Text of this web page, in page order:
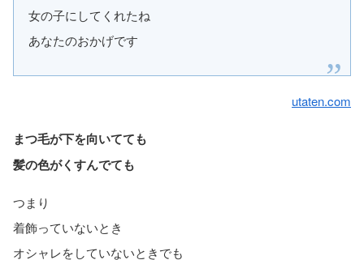
女の子にしてくれたね
あなたのおかげです
utaten.com
まつ毛が下を向いてても
髪の色がくすんでても
つまり
着飾っていないとき
オシャレをしていないときでも